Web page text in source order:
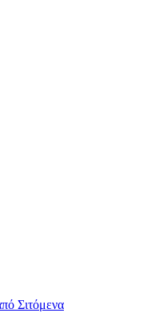
Σιτόμενα